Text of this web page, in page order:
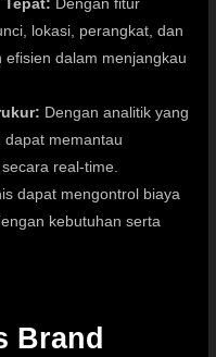
Tepat: Dengan fitur
lokasi, perangkat, dan
efisien dalam menjangkau
Dengan analitik yang
dapat memantau
real-time.
dapat mengontrol biaya
kebutuhan serta
Brand